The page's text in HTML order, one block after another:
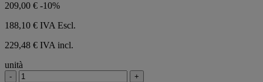
209,00 € -10%
188,10 € IVA Escl.
229,48 € IVA incl.
unità
- +